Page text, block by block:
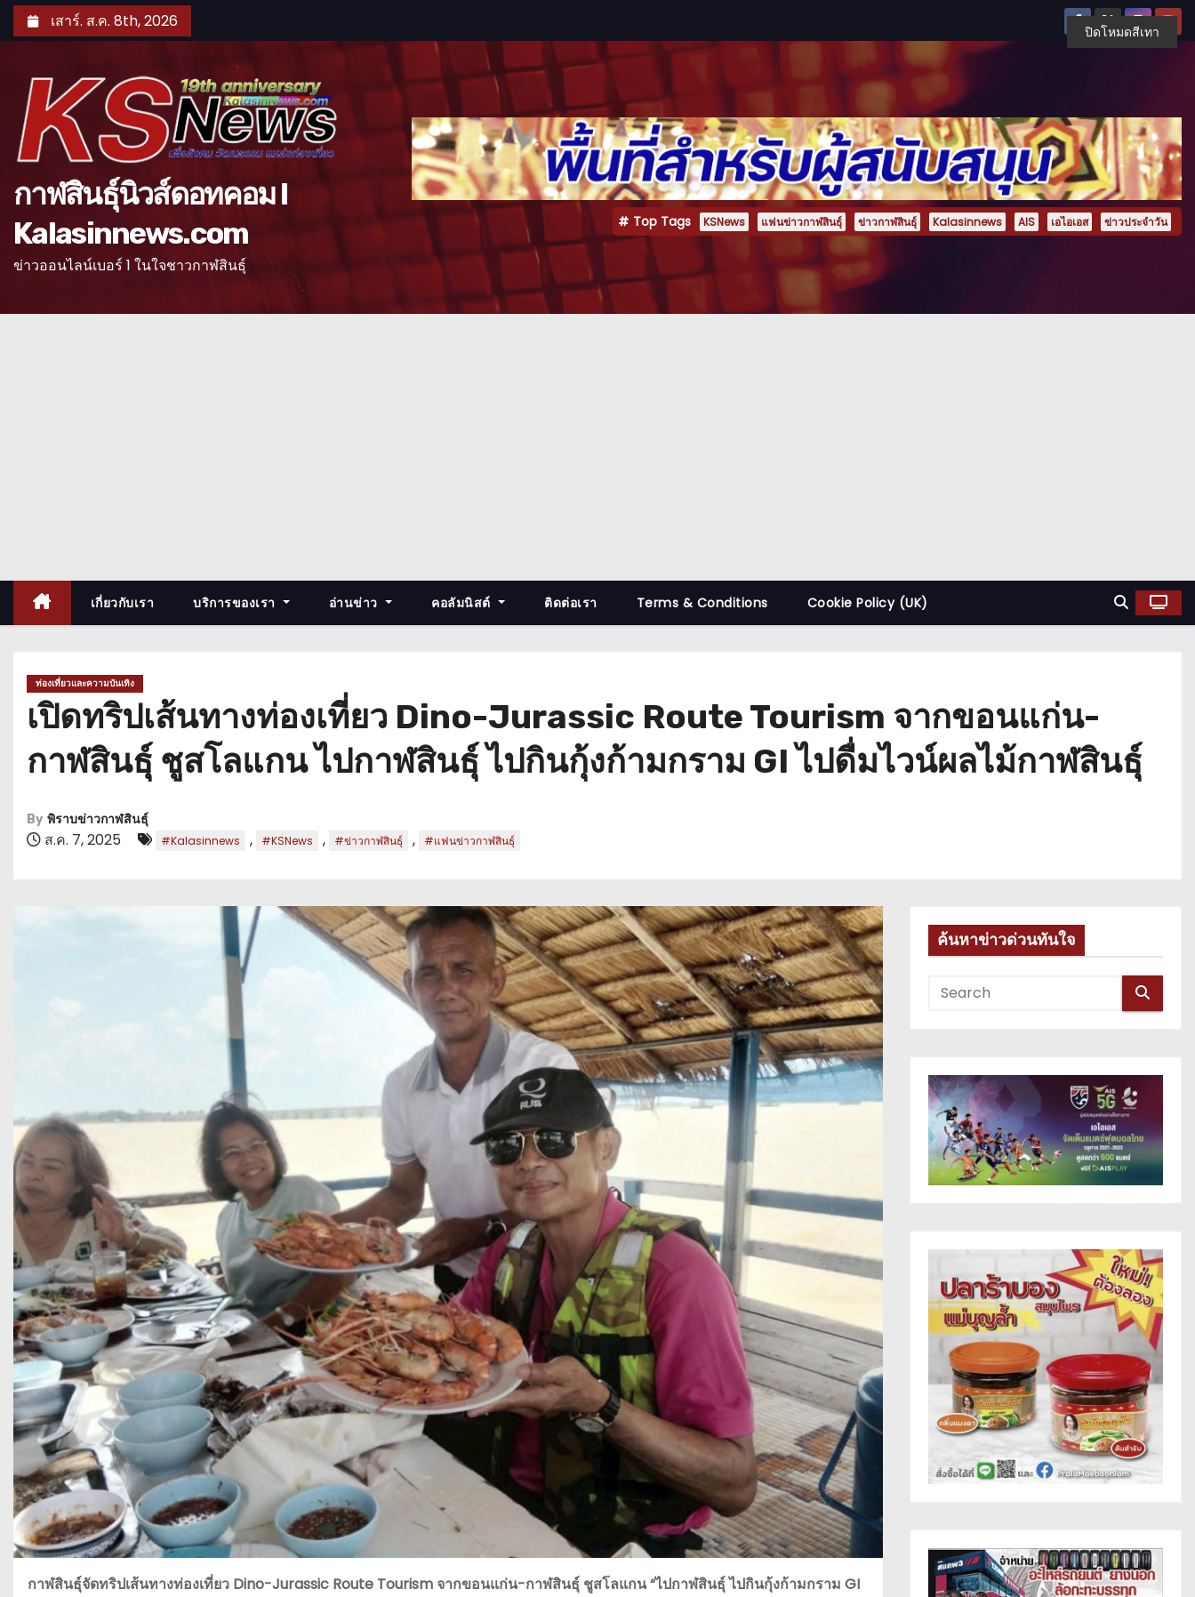
k
t
เสาร์. ส.ค. 8th, 2026
กาฬสินธุ์นิวส์ดอทคอม l
Kalasinnews.com
ข่าวออนไลน์เบอร์ 1 ในใจชาวกาฬสินธุ์
Top Tags KSNews แฟนข่าวกาฬสินธุ์ ข่าวกาฬสินธุ์ Kalasinnews AIS เอไอเอส ข่าวประจำวัน
เกี่ยวกับเรา บริการของเรา อ่านข่าว คอลัมนิสต์ ติดต่อเรา Terms & Conditions Cookie Policy (UK)
ท่องเที่ยวและความบันเทิง
เปิดทริปเส้นทางท่องเที่ยว Dino-Jurassic Route Tourism จากขอนแก่น-
กาฬสินธุ์ ชูสโลแกน ไปกาฬสินธุ์ ไปกินกุ้งก้ามกราม GI ไปดื่มไวน์ผลไม้กาฬสินธุ์
By พิราบข่าวกาฬสินธุ์
ส.ค. 7, 2025 #Kalasinnews , #KSNews , #ข่าวกาฬสินธุ์ , #แฟนข่าวกาฬสินธุ์
กาฬสินธุ์จัดทริปเส้นทางท่องเที่ยว Dino-Jurassic Route Tourism จากขอนแก่น-กาฬสินธุ์ ชูสโลแกน “ไปกาฬสินธุ์ ไปกินกุ้งก้ามกราม GI
ค้นหาข่าวด่วนทันใจ
ปิดโหมดสีเทา